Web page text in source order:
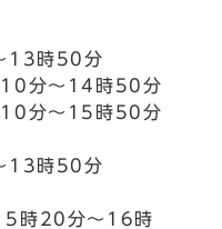
13時50分
分～14時50分
分～15時50分
13時50分
時20分～16時